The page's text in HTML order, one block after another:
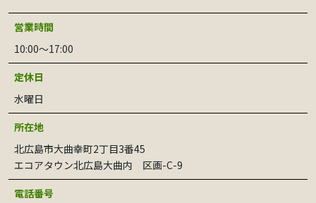
営業時間
10:00～17:00
定休日
水曜日
所在地
北広島市大曲幸町2丁目3番45
エコアタウン北広島大曲内 区画-C-9
電話番号